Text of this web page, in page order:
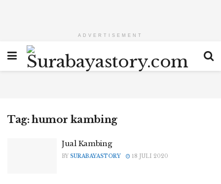
ADVERTISEMENT
Tag: humor kambing
Jual Kambing
BY SURABAYASTORY 18 JULI 2020